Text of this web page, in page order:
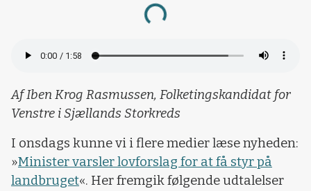
Loading...
Af Iben Krog Rasmussen, Folketingskandidat for
Venstre i Sjællands Storkreds
I onsdags kunne vi i flere medier læse nyheden:
»Minister varsler lovforslag for at få styr på
landbruget«. Her fremgik følgende udtalelser